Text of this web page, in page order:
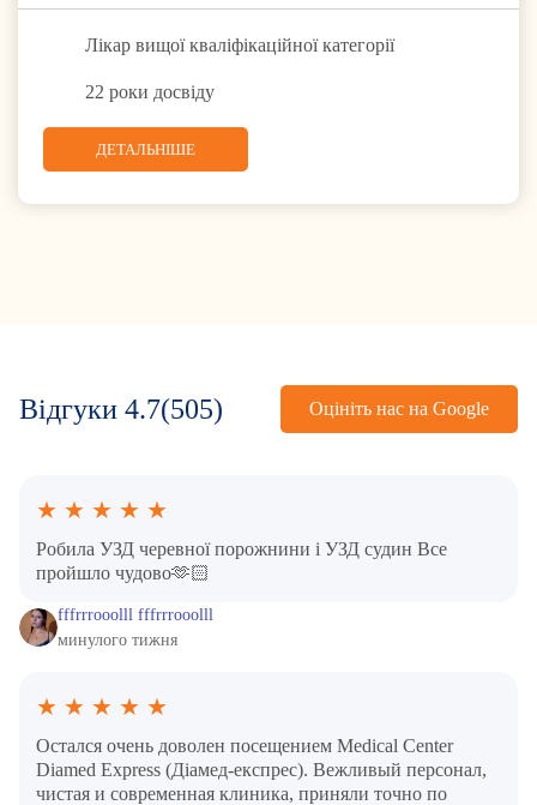
Лікар вищої кваліфікаційної категорії
22 роки досвіду
ДЕТАЛЬНІШЕ
Відгуки 4.7(505) Оцініть нас на Google
★ ★ ★ ★ ★
Робила УЗД черевної порожнини і УЗД судин Все
пройшло чудово🫶🏻
fffrrrooolll fffrrrooolll
минулого тижня
★ ★ ★ ★ ★
Остался очень доволен посещением Medical Center
Diamed Express (Діамед-експрес). Вежливый персонал,
чистая и современная клиника, приняли точно по